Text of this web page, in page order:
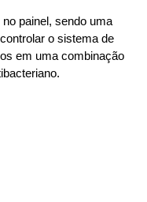
painel, sendo uma
o sistema de
em uma combinação